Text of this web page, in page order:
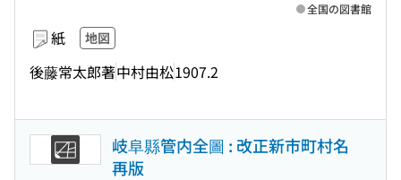
紙 地図
後藤常太郎著中村由松1907.2
全国の図書館
岐阜縣管内全圖 : 改正新市町村名
再版